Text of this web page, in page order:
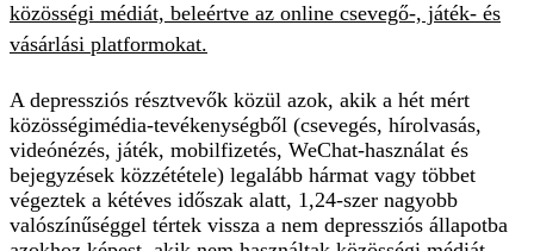
közösségi médiát, beleértve az online csevegő-, játék- és
vásárlási platformokat.
A depressziós résztvevők közül azok, akik a hét mért
közösségimédia-tevékenységből (csevegés, hírolvasás,
videónézés, játék, mobilfizetés, WeChat-használat és
bejegyzések közzététele) legalább hármat vagy többet
végeztek a kétéves időszak alatt, 1,24-szer nagyobb
valószínűséggel tértek vissza a nem depressziós állapotba